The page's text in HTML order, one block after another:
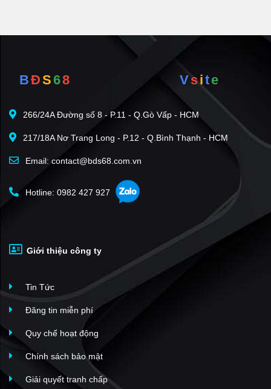
BĐS68 Vsite
266/24A Đường số 8 - P.11 - Q.Gò Vấp - HCM
217/18A Nơ Trang Long - P.12 - Q.Bình Thạnh - HCM
Email: contact@bds68.com.vn
Hotline: 0982 427 927
Giới thiệu công ty
Tin Tức
Đăng tin miễn phí
Quy chế hoạt động
Chính sách bảo mật
Giải quyết tranh chấp